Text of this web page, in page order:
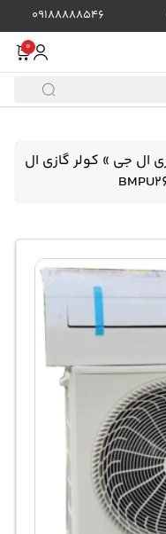
09188888546
0
ال جی » کولر گازی ال